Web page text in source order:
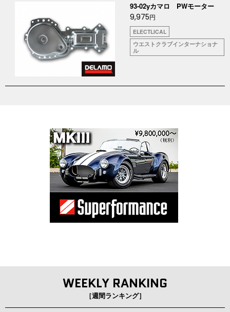
93-02yカマロ PWモーター
9,975円
ELECTLICAL
ウエストクラブインターナショナ
ル
WEEKLY RANKING
［週間ランキング］